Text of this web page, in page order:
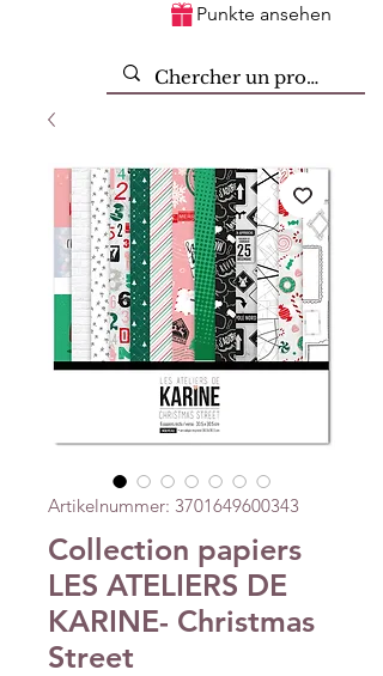
Punkte ansehen
Artikelnummer: 3701649600343
Collection papiers
LES ATELIERS DE
KARINE- Christmas
Street